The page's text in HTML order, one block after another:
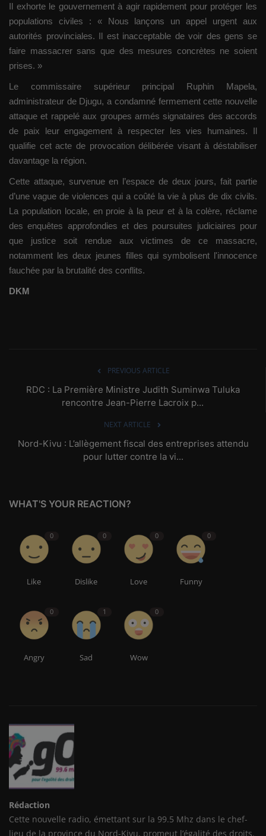
Il exhorte le gouvernement à agir rapidement pour protéger les
populations civiles : « Nous lançons un appel urgent aux
autorités provinciales. Il est inacceptable de voir des gens se
faire massacrer sans que des mesures concrètes ne soient
prises. »
Le commissaire supérieur principal Ruphin Mapela,
administrateur de Djugu, a condamné fermement cette nouvelle
attaque et rappelé aux groupes armés signataires des accords
de paix leur engagement à respecter les vies humaines. Il
qualifie cet acte de provocation délibérée visant à déstabiliser
davantage la région.
Cette attaque, survenue en l’espace de deux jours, fait partie
d’une vague de violences qui a coûté la vie à plus de dix civils.
La population locale, en proie à la peur et à la colère, réclame
des enquêtes approfondies et des poursuites judiciaires pour
que justice soit rendue aux victimes de ce massacre,
notamment les deux jeunes filles qui symbolisent l'innocence
fauchée par la brutalité des conflits.
DKM
PREVIOUS ARTICLE
RDC : La Première Ministre Judith Suminwa Tuluka
rencontre Jean-Pierre Lacroix p...
NEXT ARTICLE
Nord-Kivu : L’allègement fiscal des entreprises attendu
pour lutter contre la vi...
WHAT'S YOUR REACTION?
0
Like
0
Dislike
0
Love
0
Funny
0
Angry
1
Sad
0
Wow
Rédaction
Cette nouvelle radio, émettant sur la 99.5 Mhz dans le chef-
lieu de la province du Nord-Kivu, promeut l’égalité des droits.